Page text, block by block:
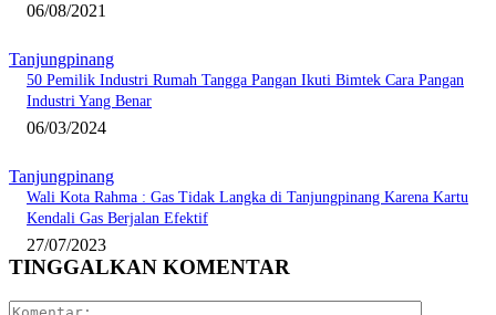
06/08/2021
Tanjungpinang
50 Pemilik Industri Rumah Tangga Pangan Ikuti Bimtek Cara Pangan
Industri Yang Benar
06/03/2024
Tanjungpinang
Wali Kota Rahma : Gas Tidak Langka di Tanjungpinang Karena Kartu
Kendali Gas Berjalan Efektif
27/07/2023
TINGGALKAN KOMENTAR